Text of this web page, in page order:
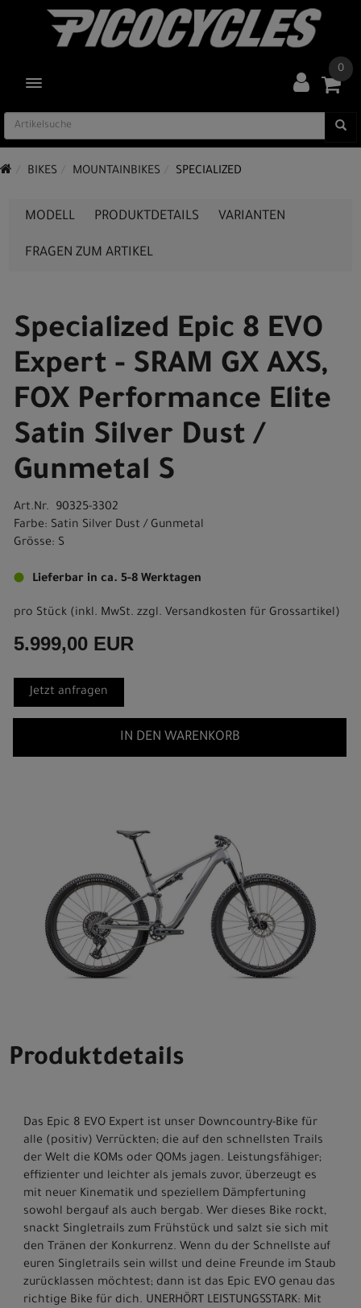
TOGGLE NAVIGATION
0
BIKES MOUNTAINBIKES SPECIALIZED
MODELL PRODUKTDETAILS VARIANTEN
FRAGEN ZUM ARTIKEL
Specialized Epic 8 EVO
Expert - SRAM GX AXS,
FOX Performance Elite
Satin Silver Dust /
Gunmetal S
Art.Nr. 90325-3302
Farbe: Satin Silver Dust / Gunmetal
Grösse: S
Lieferbar in ca. 5-8 Werktagen
pro Stück (inkl. MwSt. zzgl. Versandkosten für Grossartikel)
5.999,00 EUR
Jetzt anfragen
IN DEN WARENKORB
Produktdetails
Das Epic 8 EVO Expert ist unser Downcountry-Bike für
alle (positiv) Verrückten; die auf den schnellsten Trails
der Welt die KOMs oder QOMs jagen. Leistungsfähiger;
effizienter und leichter als jemals zuvor, überzeugt es
mit neuer Kinematik und speziellem Dämpfertuning
sowohl bergauf als auch bergab. Wer dieses Bike rockt,
snackt Singletrails zum Frühstück und salzt sie sich mit
den Tränen der Konkurrenz. Wenn du der Schnellste auf
euren Singletrails sein willst und deine Freunde im Staub
zurücklassen möchtest; dann ist das Epic EVO genau das
richtige Bike für dich. UNERHÖRT LEISTUNGSSTARK: Mit